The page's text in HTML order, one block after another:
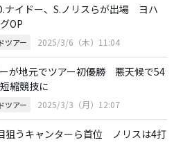
ナイドー、S.ノリスらが出場 ヨハ
OP
ツアー 2025/3/6（木）11:04
が地元でツアー初優勝 悪天候で54
縮競技に
ツアー 2025/3/3（月）12:07
狙うキャンターら首位 ノリスは4打